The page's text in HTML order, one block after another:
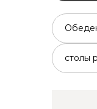
столы